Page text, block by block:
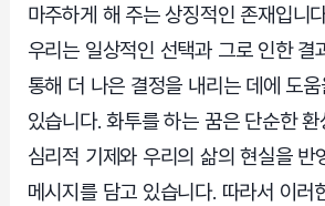
마주하게 해 주는 상징적인 존재입니
우리는 일상적인 선택과 그로 인한 결
통해 더 나은 결정을 내리는 데에 도
있습니다. 화투를 하는 꿈은 단순한
심리적 기제와 우리의 삶의 현실을 반
메시지를 담고 있습니다. 따라서 이러